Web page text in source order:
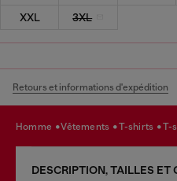
XXL
3XL
Retours et informations d'expédition
homme vêtements t-shirts t-
DESCRIPTION, TAILLES ET